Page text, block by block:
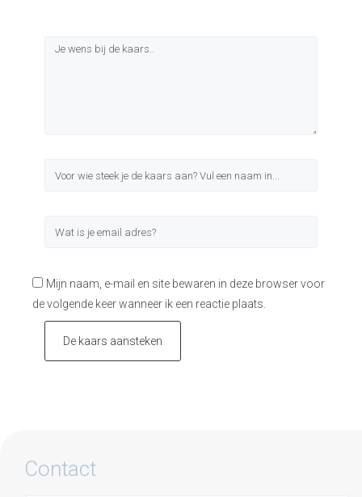
Mijn naam, e-mail en site bewaren in deze browser voor
de volgende keer wanneer ik een reactie plaats.
De kaars aansteken
Contact